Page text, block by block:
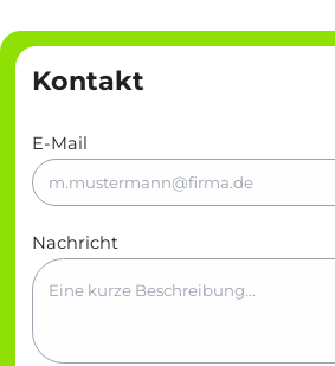
Kontakt
E-Mail
Nachricht